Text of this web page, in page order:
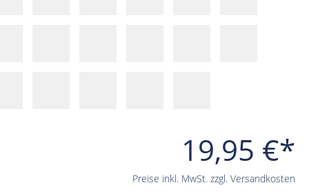
19,95 €*
Preise inkl. MwSt. zzgl. Versandkosten